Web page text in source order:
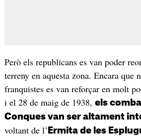
Però els republicans es van poder
terreny en aquesta zona. Encara que
franquistes es van reforçar en molt
i el 28 de maig de 1938, els
Conques van ser altament
voltant de l’ Ermita de les